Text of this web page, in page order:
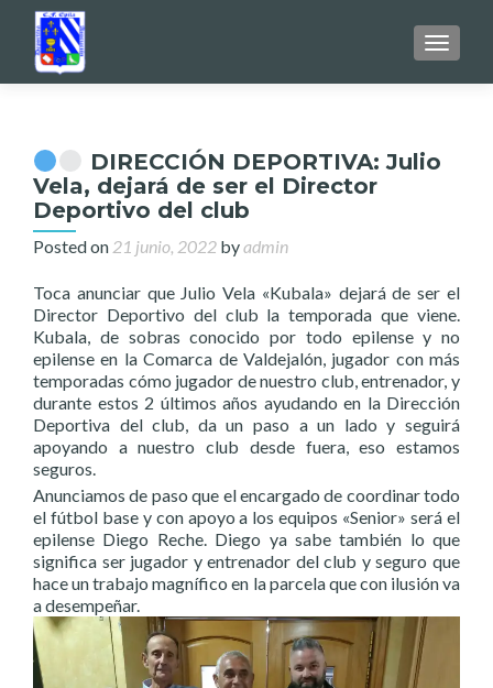
DIRECCIÓN DEPORTIVA: Julio
Vela, dejará de ser el Director
Deportivo del club
Posted on 21 junio, 2022 byadmin
Toca anunciar que Julio Vela «Kubala» dejará de ser el
Director Deportivo del club la temporada que viene.
Kubala, de sobras conocido por todo epilense y no
epilense en la Comarca de Valdejalón, jugador con más
temporadas cómo jugador de nuestro club, entrenador, y
durante estos 2 últimos años ayudando en la Dirección
Deportiva del club, da un paso a un lado y seguirá
apoyando a nuestro club desde fuera, eso estamos
seguros.
Anunciamos de paso que el encargado de coordinar todo
el fútbol base y con apoyo a los equipos «Senior» será el
epilense Diego Reche. Diego ya sabe también lo que
significa ser jugador y entrenador del club y seguro que
hace un trabajo magnífico en la parcela que con ilusión va
a desempeñar.